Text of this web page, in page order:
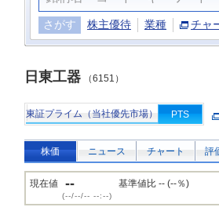
さがす 株主優待 業種 チャ
日東工器 （6151）
東証プライム（当社優先市場） PTS
株価 ニュース チャート 評
現在値 --
(--/--/-- --:--)
基準値比 -- (--％)